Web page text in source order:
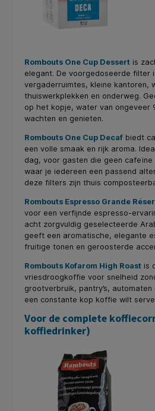
Rombouts One Cup Dessert is
elegant. De voorgedoseerde filter
vergaderruimtes, kleine kantoren,
thuiswerkplekken en onderweg.
op het kopje, water van ongeveer
wachten en genieten.
Rombouts One Cup Decaf biedt
een volle smaak en rijk aroma.
dag, voor gasten die geen
waar je iedereen een passend
deze filters zijn thuis
Rombouts Espresso Grande
voor een verfijnde espresso-
acht zorgvuldig geselecteerde
geeft een aromatische, elegante
fruitige tonen en geroosterde
Rombouts Kofarom High Roast is
vriesdroogkoffie voor snelheid
grootverbruik, pantry’s,
een constante kop koffie wilt
Voor de complete
koffiedrinker)